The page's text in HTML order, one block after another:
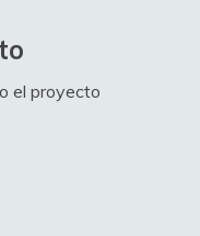
el proyecto